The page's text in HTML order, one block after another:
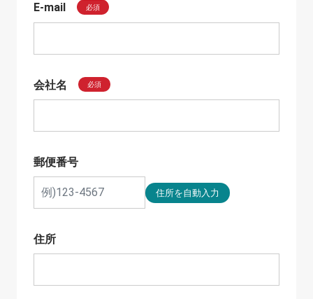
E-mail 必須
会社名 必須
郵便番号
住所